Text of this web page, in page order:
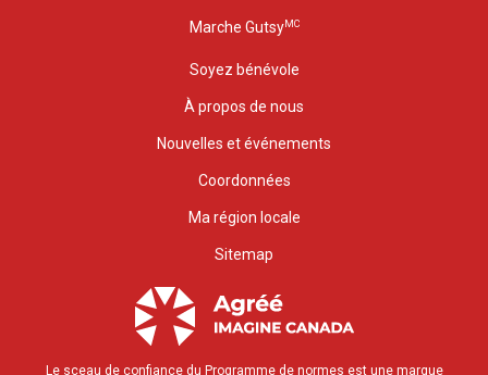
Marche GutsyMC
Soyez bénévole
À propos de nous
Nouvelles et événements
Coordonnées
Ma région locale
Sitemap
Le sceau de confiance du Programme de normes est une marque